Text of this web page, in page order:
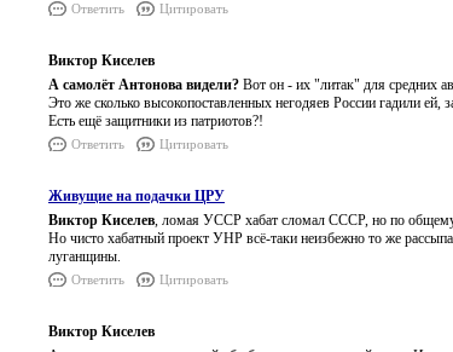
Ответить Цитировать
Виктор Киселев
А самолёт Антонова видели? Вот он - их "литак" для средних
Это же сколько высокопоставленных негодяев России гадили
Есть ещё защитники из патриотов?!
Ответить Цитировать
Живущие на подачки ЦРУ
Виктор Киселев, ломая УССР хабат сломал СССР, но по общему
Но чисто хабатный проект УНР всё-таки неизбежно то же
луганщины.
Ответить Цитировать
Виктор Киселев